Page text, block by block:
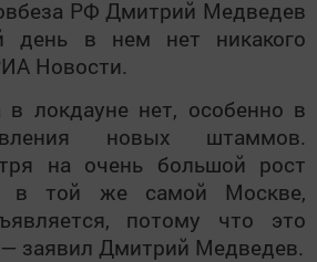
РФ Дмитрий Медведев
день в нем нет никакого
Новости.
в локдауне нет, особенно в
новых штаммов.
на очень большой рост
в той же самой Москве,
потому что это
заявил Дмитрий Медведев.